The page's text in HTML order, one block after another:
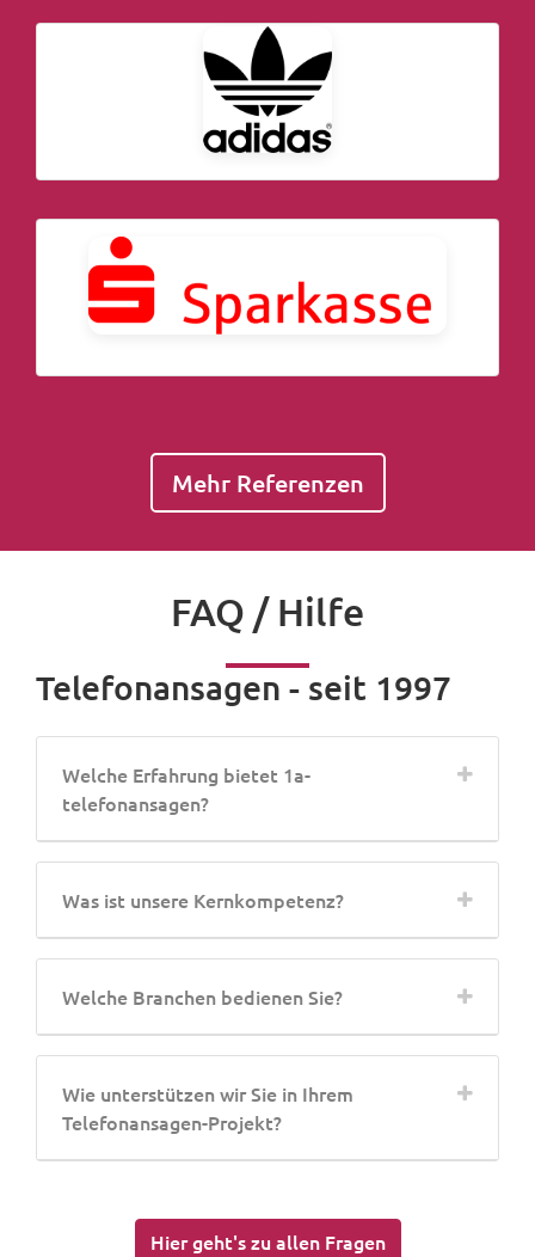
Mehr Referenzen
FAQ / Hilfe
Telefonansagen - seit 1997
Welche Erfahrung bietet 1a-
telefonansagen?
Was ist unsere Kernkompetenz?
Welche Branchen bedienen Sie?
Wie unterstützen wir Sie in Ihrem
Telefonansagen-Projekt?
Hier geht's zu allen Fragen